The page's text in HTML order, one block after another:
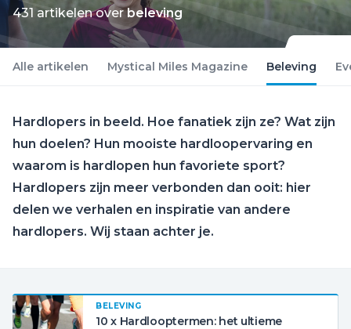
431 artikelen overbeleving
Alle artikelen Mystical Miles Magazine Beleving
Hardlopers in beeld. Hoe fanatiek zijn ze? Wat zijn
hun doelen? Hun mooiste hardloopervaring en
waarom is hardlopen hun favoriete sport?
Hardlopers zijn meer verbonden dan ooit: hier
delen we verhalen en inspiratie van andere
hardlopers. Wij staan achter je.
BELEVING
10 x Hardlooptermen: het ultieme